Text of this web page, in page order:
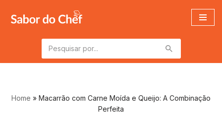
Pular
conteúdo
Home » Macarrão com Carne Moída e Queijo: A Combinação
Perfeita